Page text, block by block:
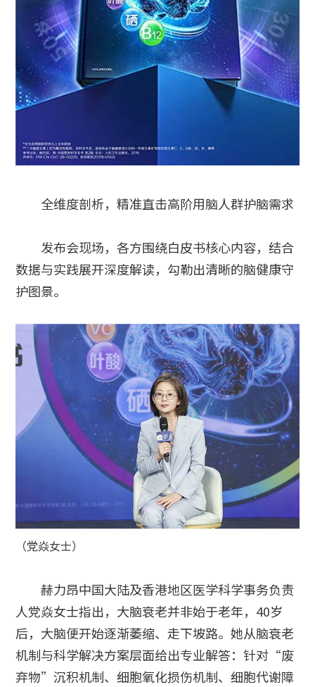
全维度剖析，精准直击高阶用脑人群护脑需求
发布会现场，各方围绕白皮书核心内容，结合
数据与实践展开深度解读，勾勒出清晰的脑健康守
护图景。
（党焱女士）
赫力昂中国大陆及香港地区医学科学事务负责
人党焱女士指出，大脑衰老并非始于老年，40岁
后，大脑便开始逐渐萎缩、走下坡路。她从脑衰老
机制与科学解决方案层面给出专业解答：针对“废
弃物”沉积机制、细胞氧化损伤机制、细胞代谢障